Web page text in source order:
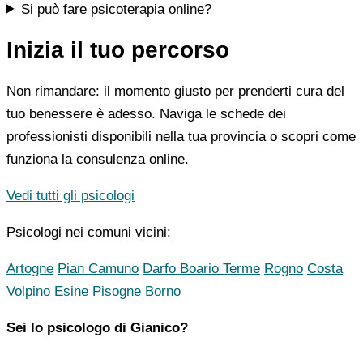
Si può fare psicoterapia online?
Inizia il tuo percorso
Non rimandare: il momento giusto per prenderti cura del
tuo benessere è adesso. Naviga le schede dei
professionisti disponibili nella tua provincia o scopri come
funziona la consulenza online.
Vedi tutti gli psicologi
Psicologi nei comuni vicini:
Artogne Pian Camuno Darfo Boario Terme Rogno Costa
Volpino Esine Pisogne Borno
Sei lo psicologo di Gianico?